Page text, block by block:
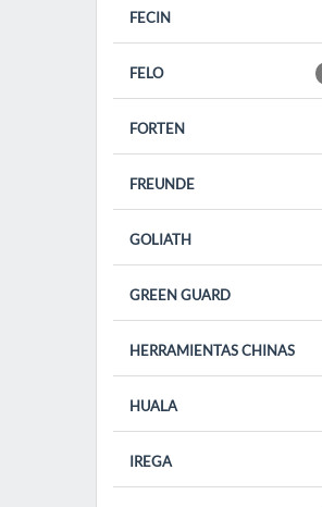
FECIN
FELO
FORTEN
FREUNDE
GOLIATH
GREEN GUARD
HERRAMIENTAS CHINAS
HUALA
IREGA